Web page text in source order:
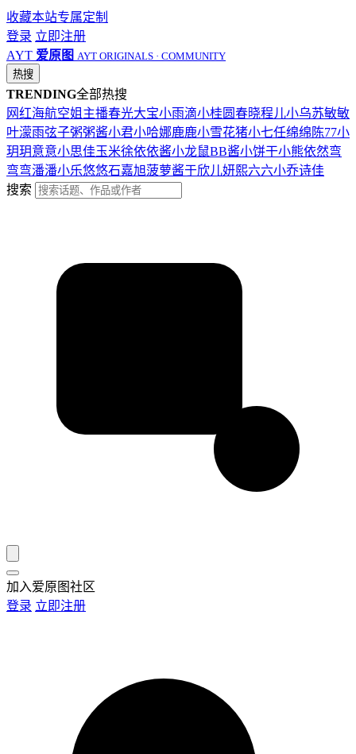
收藏本站专属定制
登录 立即注册
AYT 爱原图 AYT ORIGINALS · COMMUNITY
热搜
TRENDING全部热搜
网红海航空姐 主播春光大宝小雨滴小桂圆春晓程儿小乌苏敏敏
叶濛雨弦子粥粥酱小君小哈娜鹿鹿小雪花猪小七任绵绵 陈77小
玥玥意意小思佳玉米徐依依酱小龙鼠BB酱小饼干小熊依然弯
弯弯潘潘小乐悠悠石嘉旭菠萝酱于欣儿妍熙六六小乔诗佳
搜索
加入爱原图社区
登录 立即注册